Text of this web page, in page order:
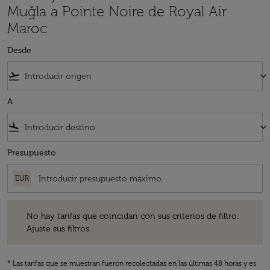
Muğla a Pointe Noire de Royal Air
Maroc
Desde
flight_takeoff keyboard_arrow_down
A
flight_land keyboard_arrow_down
Presupuesto
EUR
No hay tarifas que coincidan con sus criterios de filtro.
Ajuste sus filtros.
* Las tarifas que se muestran fueron recolectadas en las últimas 48 horas y es